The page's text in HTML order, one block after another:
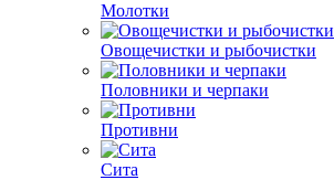
Молотки
Овощечистки и рыбочистки
Половники и черпаки
Противни
Сита